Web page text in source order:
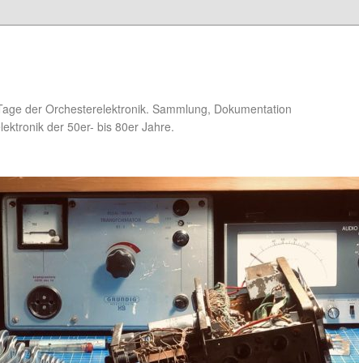
der Orchesterelektronik. Sammlung, Dokumentation
der 50er- bis 80er Jahre.